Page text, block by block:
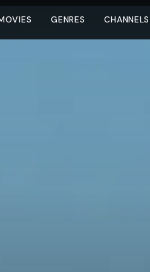
GENRES CHANNELS